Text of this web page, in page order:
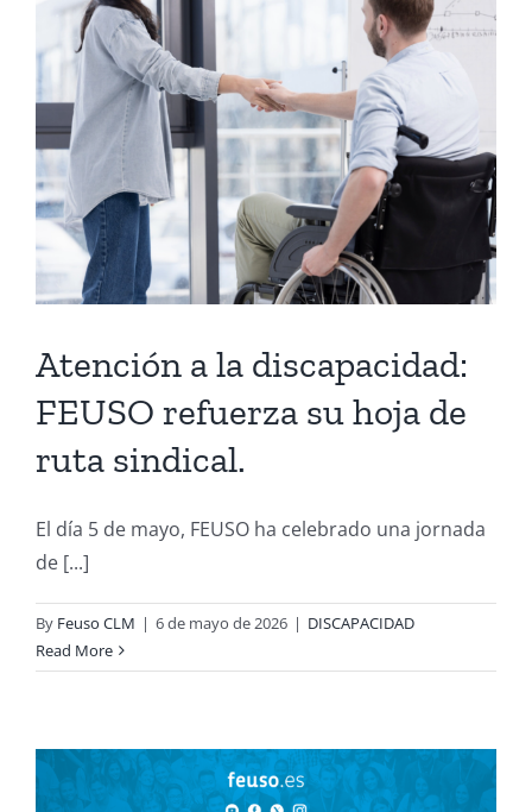
Atención a la discapacidad:
FEUSO refuerza su hoja de
ruta sindical.
El día 5 de mayo, FEUSO ha celebrado una jornada
de [...]
By Feuso CLM | 6 de mayo de 2026 | DISCAPACIDAD
Read More